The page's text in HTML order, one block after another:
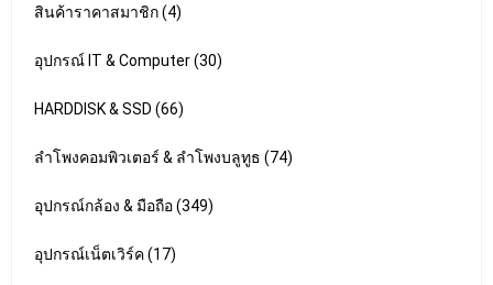
สินค้าราคาสมาชิก (4)
อุปกรณ์ IT & Computer (30)
HARDDISK & SSD (66)
ลำโพงคอมพิวเตอร์ & ลำโพงบลูทูธ (74)
อุปกรณ์กล้อง & มือถือ (349)
อุปกรณ์เน็ตเวิร์ค (17)